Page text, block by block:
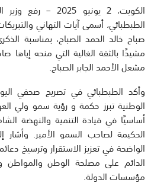
الكويت، 2 يونيو
الطبطبائي، أسمى آيات التهاني
صباح خالد الحمد الصباح، بمناسبة
مشيدًا بالثقة الغالية التي منحه إياها
مشعل الأحمد الجابر الصباح.
وأكد الطبطبائي في تصريح صحفي
الوطنية تبرز حكمة و رؤية سمو ولي
أساسيًا في قيادة التنمية والنهضة
الحكيمة لصاحب السمو الأمير.
الواضحة في تعزيز الاستقرار وترسيخ
الدائم على مصلحة الوطن والمواطن
مؤسسات الدولة.